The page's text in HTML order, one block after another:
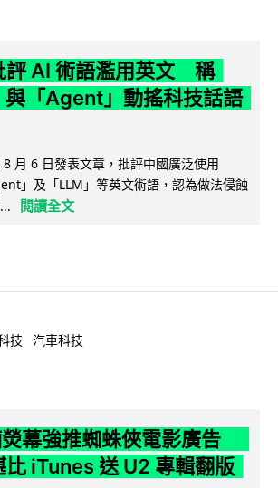
評 AI 術語濫用英文 稱
與「Agent」動搖科技話語
月 6 日發表文章，批評中國廣泛使用
」及「LLM」等英文術語，認為做法侵蝕
閱讀全文
技 汽車科技
幕強推蜘蛛俠電影廣告
比 iTunes 送 U2 專輯翻版